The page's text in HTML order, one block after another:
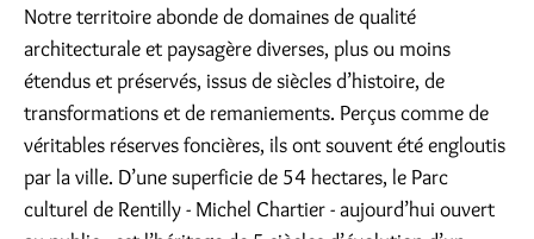
Notre territoire abonde de domaines de qualité
architecturale et paysagère diverses, plus ou moins
étendus et préservés, issus de siècles d’histoire, de
transformations et de remaniements. Perçus comme de
véritables réserves foncières, ils ont souvent été engloutis
par la ville. D’une superficie de 54 hectares, le Parc
culturel de Rentilly - Michel Chartier - aujourd’hui ouvert